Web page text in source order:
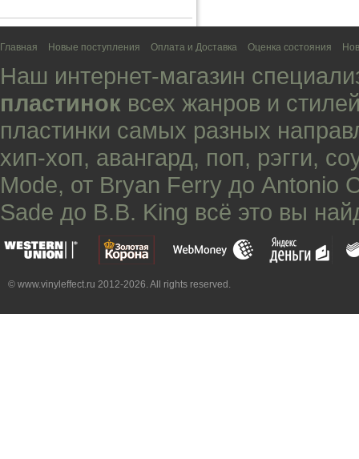
Главная Новые поступления Оплата и Доставка Оценка состояния
Наш интернет-магазин
пластинок всех жанров и
пластинки самых разных
хип-хоп, авангард, поп, рэгги,
Mode, от Bryan Ferry до Antonio
Sade до B.B. King всё это вы
© www.vinyleffect.ru 2012-2026. All rights reserved.